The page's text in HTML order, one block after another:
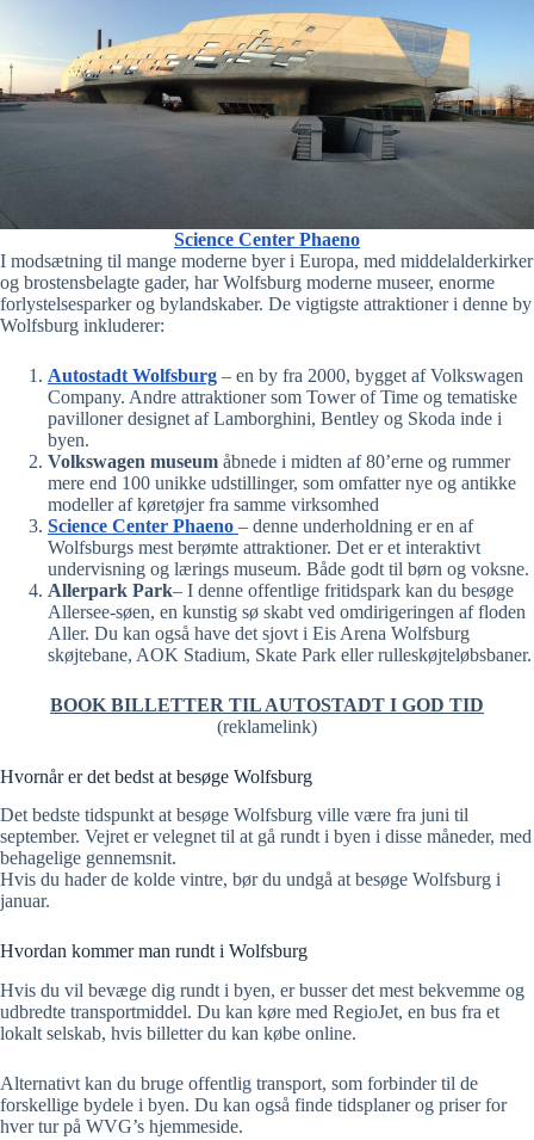
Science Center Phaeno
I modsætning til mange moderne byer i Europa, med middelalderkirker
og brostensbelagte gader, har Wolfsburg moderne museer, enorme
forlystelsesparker og bylandskaber. De vigtigste attraktioner i denne by
Wolfsburg inkluderer:
Autostadt Wolfsburg – en by fra 2000, bygget af Volkswagen
Company. Andre attraktioner som Tower of Time og tematiske
pavilloner designet af Lamborghini, Bentley og Skoda inde i
byen.
Volkswagen museum åbnede i midten af 80’erne og rummer
mere end 100 unikke udstillinger, som omfatter nye og antikke
modeller af køretøjer fra samme virksomhed
Science Center Phaeno – denne underholdning er en af
Wolfsburgs mest berømte attraktioner. Det er et interaktivt
undervisning og lærings museum. Både godt til børn og voksne.
Allerpark Park– I denne offentlige fritidspark kan du besøge
Allersee-søen, en kunstig sø skabt ved omdirigeringen af floden
Aller. Du kan også have det sjovt i Eis Arena Wolfsburg
skøjtebane, AOK Stadium, Skate Park eller rulleskøjteløbsbaner.
BOOK BILLETTER TIL AUTOSTADT I GOD TID
(reklamelink)
Hvornår er det bedst at besøge Wolfsburg
Det bedste tidspunkt at besøge Wolfsburg ville være fra juni til
september. Vejret er velegnet til at gå rundt i byen i disse måneder, med
behagelige gennemsnit.
Hvis du hader de kolde vintre, bør du undgå at besøge Wolfsburg i
januar.
Hvordan kommer man rundt i Wolfsburg
Hvis du vil bevæge dig rundt i byen, er busser det mest bekvemme og
udbredte transportmiddel. Du kan køre med RegioJet, en bus fra et
lokalt selskab, hvis billetter du kan købe online.
Alternativt kan du bruge offentlig transport, som forbinder til de
forskellige bydele i byen. Du kan også finde tidsplaner og priser for
hver tur på WVG’s hjemmeside.